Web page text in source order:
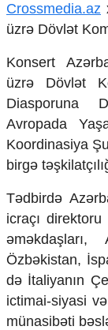
Mədəniyyət
Diaspor
Zəfər
Səhiyyə
Ailə və uşaq
Turizm
İqtisadiyyat
İqtisadi
Energetika
Neft-qaz
Əmək və
Kənd
Hərbi sənaye
COP29
Crossmedia.az
üzrə Dövlət
Konsert
üzrə Dövlət
Diasporuna
Avropada
Koordinasiya
birgə
Tədbirdə
icraçı
əməkdaşları,
Özbəkistan,
də İtaliyanın
ictimai-siyasi
münasibəti